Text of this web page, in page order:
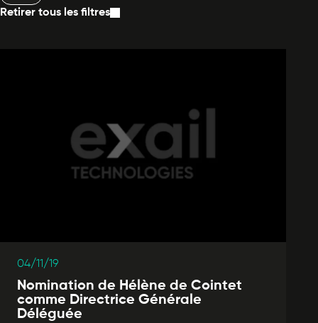
Retirer tous les filtres
04/11/19
Nomination de Hélène de Cointet
comme Directrice Générale
Déléguée